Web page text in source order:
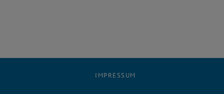
IMPRESSUM